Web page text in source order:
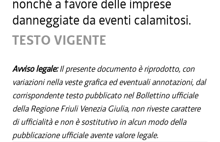
nonché a favore delle imprese
danneggiate da eventi calamitosi.
TESTO VIGENTE
Avviso legale:Il presente documento è riprodotto, con
variazioni nella veste grafica ed eventuali annotazioni, dal
corrispondente testo pubblicato nel Bollettino ufficiale
della Regione Friuli Venezia Giulia, non riveste carattere
di ufficialità e non è sostitutivo in alcun modo della
pubblicazione ufficiale avente valore legale.